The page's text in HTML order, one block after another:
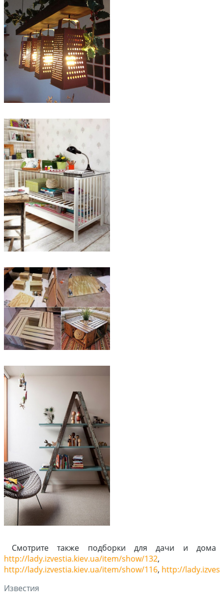
Смотрите также подборки для дачи и дома
http://lady.izvestia.kiev.ua/item/show/132,
http://lady.izvestia.kiev.ua/item/show/116, http://
Известия